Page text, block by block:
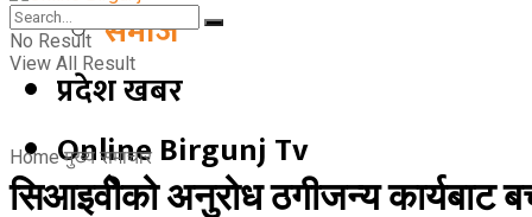
समाज
प्रदेश खबर
Online Birgunj Tv
No Result
View All Result
Home मुख्य समाचार
सिआइवीेको अनुरोध ठगीजन्य कार्यबाट